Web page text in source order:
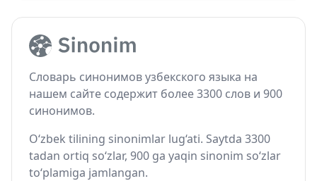
Словарь синонимов узбекского языка на
нашем сайте содержит более 3300 слов и 900
синонимов.
O‘zbek tilining sinonimlar lug‘ati. Saytda 3300
tadan ortiq so‘zlar, 900 ga yaqin sinonim so‘zlar
to‘plamiga jamlangan.